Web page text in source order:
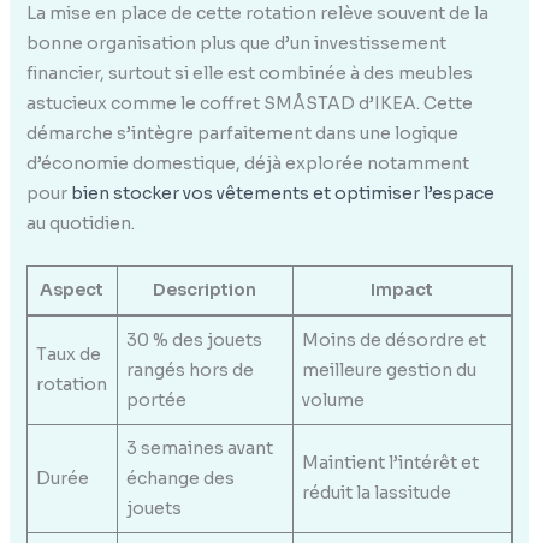
La mise en place de cette rotation relève souvent de la
bonne organisation plus que d’un investissement
financier, surtout si elle est combinée à des meubles
astucieux comme le coffret SMÅSTAD d’IKEA. Cette
démarche s’intègre parfaitement dans une logique
d’économie domestique, déjà explorée notamment
pour bien stocker vos vêtements et optimiser l’espace
au quotidien.
Aspect Description Impact
Taux de
rotation
30 % des jouets
rangés hors de
portée
Moins de désordre et
meilleure gestion du
volume
Durée
3 semaines avant
échange des
jouets
Maintient l’intérêt et
réduit la lassitude